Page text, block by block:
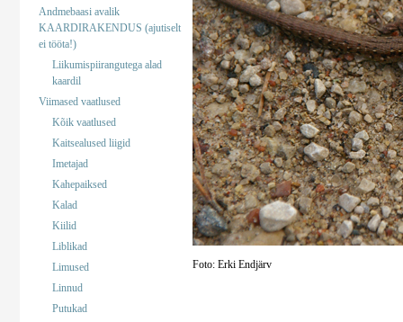
Andmebaasi avalik
KAARDIRAKENDUS (ajutiselt
ei tööta!)
Liikumispiirangutega alad
kaardil
Viimased vaatlused
Kõik vaatlused
Kaitsealused liigid
Imetajad
Kahepaiksed
Kalad
Kiilid
Liblikad
Limused
Linnud
Putukad
Foto: Erki Endjärv